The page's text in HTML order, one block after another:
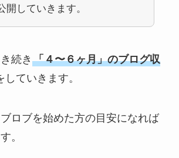
開していきます。
続き 「４〜６ヶ月」のブログ収
していきます。
ロブを始めた方の目安になれば
。